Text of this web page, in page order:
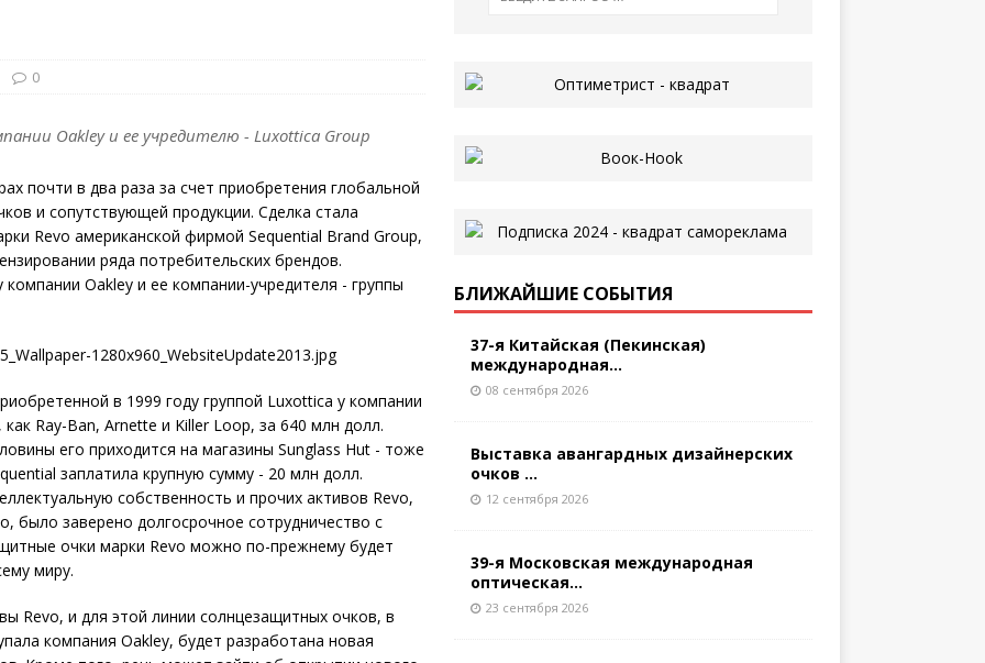
0
Oakley и ее учредителю - Luxottica Group
почти в два раза за счет приобретения глобальной
и сопутствующей продукции. Сделка стала
Revo американской фирмой Sequential Brand Group,
ряда потребительских брендов.
компании Oakley и ее компании-учредителя - группы
в 1999 году группой Luxottica у компании
Ray-Ban, Arnette и Killer Loop, за 640 млн долл.
его приходится на магазины Sunglass Hut - тоже
заплатила крупную сумму - 20 млн долл.
собственность и прочих активов Revo,
было заверено долгосрочное сотрудничество с
очки марки Revo можно по-прежнему будет
миру.
Revo, и для этой линии солнцезащитных очков, в
компания Oakley, будет разработана новая
БЛИЖАЙШИЕ СОБЫТИЯ
37-я Китайская (Пекинская)
международная...
08 сентября 2026
Выставка авангардных дизайнерских
очков ...
12 сентября 2026
39-я Московская международная
оптическая...
23 сентября 2026